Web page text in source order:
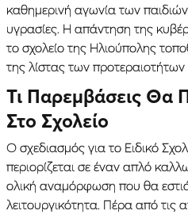
καθημερινή αγωνία των
υγρασίες. Η απάντηση της
το σχολείο της Ηλιούπολης
της λίστας των προτεραιοτήτων
Τι Παρεμβάσεις Θα
Στο Σχολείο
Ο σχεδιασμός για το Ειδικό
περιορίζεται σε έναν απλό
ολική αναμόρφωση που θα
λειτουργικότητα. Πέρα από τις